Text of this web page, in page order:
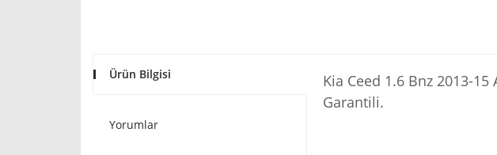
Ürün Bilgisi
Yorumlar
Kia Ceed 1.6 Bnz 2013-
Garantili.